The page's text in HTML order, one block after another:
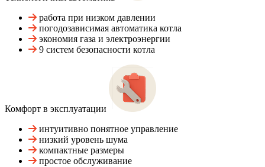
работа при низком давлении
погодозависимая автоматика котла
экономия газа и электроэнергии
9 систем безопасности котла
Комфорт в эксплуатации
интуитивно понятное управление
низкий уровень шума
компактные размеры
простое обслуживание